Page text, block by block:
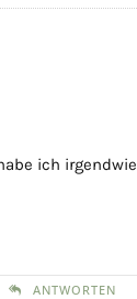
ich irgendwie
ANTWORTEN